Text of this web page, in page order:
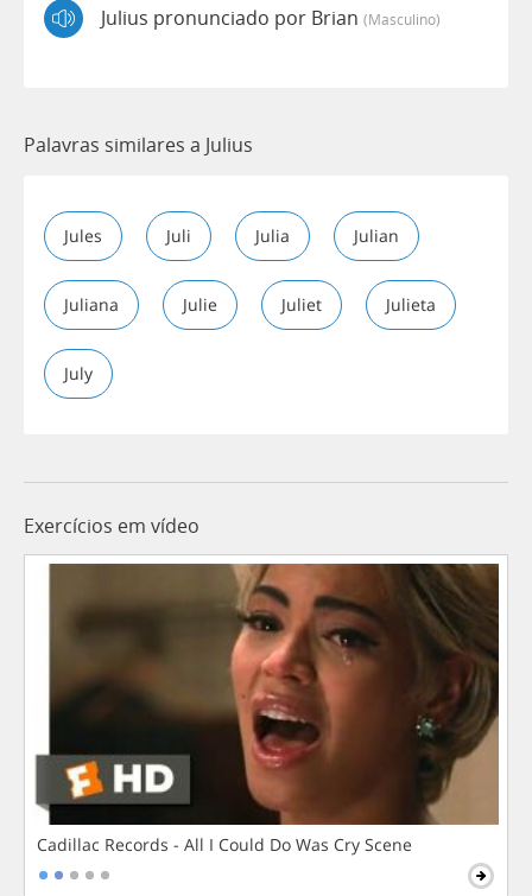
Julius pronunciado por Brian (masculino)
Palavras similares a Julius
Jules Juli Julia Julian
Juliana Julie Juliet Julieta
July
Exercícios em vídeo
Cadillac Records - All I Could Do Was Cry Scene